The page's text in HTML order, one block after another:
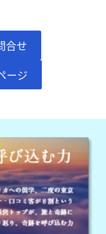
合せ
ージ